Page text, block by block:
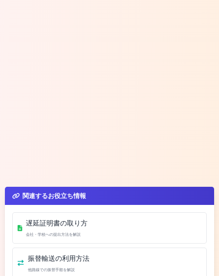
関連するお役立ち情報
遅延証明書の取り方
会社・学校への提出方法を解説
振替輸送の利用方法
他路線での振替手順を解説